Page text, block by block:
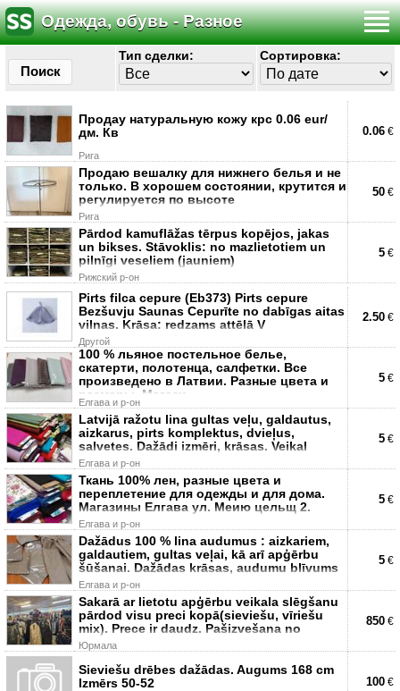
Одежда, обувь - Разное
Поиск
Тип сделки: Сортировка:
Продау натуральную кожу крс 0.06 eur/
дм. Кв
Рига
0.06 €
Продаю вешалку для нижнего белья и не
только. В хорошем состоянии, крутится и
регулируется по высоте
Рига
50 €
Pārdod kamuflāžas tērpus kopējos, jakas
un bikses. Stāvoklis: no mazlietotiem un
pilnīgi veseliem (jauniem)
Рижский р-он
5 €
Pirts filca cepure (Eb373) Pirts cepure
Bezšuvju Saunas Cepurīte no dabīgas aitas
vilnas. Krāsa: redzams attēlā V
Другой
2.50 €
100 % льяное пoстельное белье,
скатерти, полотенца, салфетки. Все
произведено в Латвии. Разные цвета и
размеры. Магази
Елгава и р-он
5 €
Latvijā ražotu lina gultas veļu, galdautus,
aizkarus, pirts komplektus, dvieļus,
salvetes. Dažādi izmēri, krāsas. Veikal
Елгава и р-он
5 €
Ткань 100% лен, разные цвета и
переплетение для одежды и для дома.
Магазины Елгава ул. Меию цельщ 2.
Елгава и р-он
5 €
Dažādus 100 % lina audumus : aizkariem,
galdautiem, gultas veļai, kā arī apģērbu
šūšanai. Dažādas krāsas, audumu blīvums
Елгава и р-он
5 €
Sakarā ar lietotu apģērbu veikala slēgšanu
pārdod visu preci kopā(sieviešu, vīriešu
mix). Prece ir daudz. Pašizvešana no
Юрмала
850 €
Sieviešu drēbes dažādas. Augums 168 cm
Izmērs 50-52
100 €